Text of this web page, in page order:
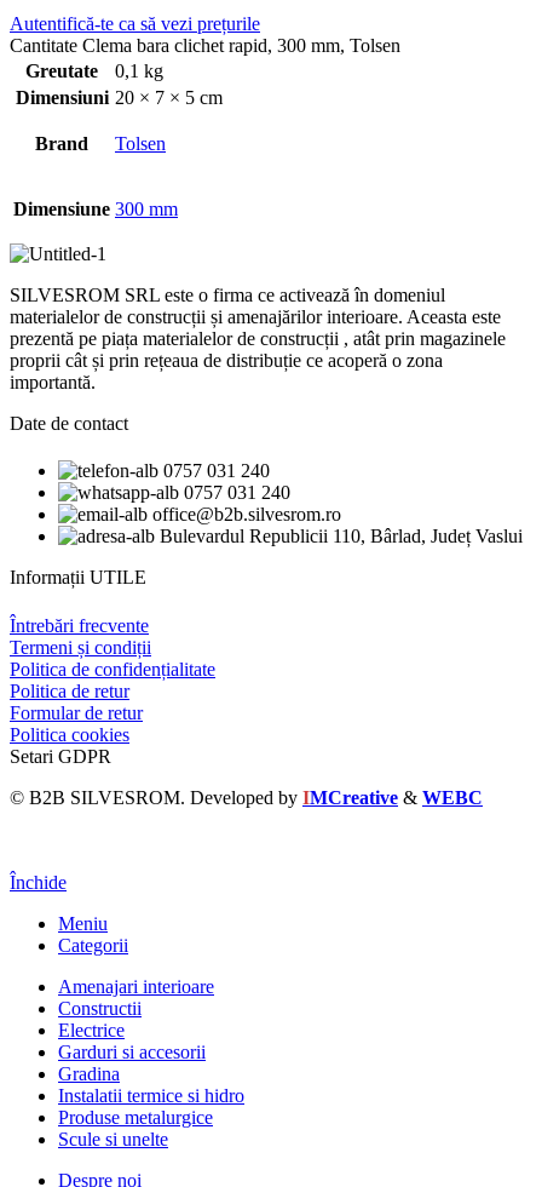
Autentifică-te ca să vezi prețurile
Cantitate Clema bara clichet rapid, 300 mm, Tolsen
Greutate
0,1 kg
Dimensiuni 20 × 7 × 5 cm
Brand Tolsen
Dimensiune 300 mm
SILVESROM SRL este o firma ce activează în domeniul
materialelor de construcții și amenajărilor interioare. Aceasta este
prezentă pe piața materialelor de construcții , atât prin magazinele
proprii cât și prin rețeaua de distribuție ce acoperă o zona
importantă.
Date de contact
0757 031 240
0757 031 240
office@b2b.silvesrom.ro
Bulevardul Republicii 110, Bârlad, Județ Vaslui
Informații UTILE
Întrebări frecvente
Termeni și condiții
Politica de confidențialitate
Politica de retur
Formular de retur
Politica cookies
Setari GDPR
© B2B SILVESROM. Developed by IMCreative & WEBC
Închide
Meniu
Categorii
Amenajari interioare
Constructii
Electrice
Garduri si accesorii
Gradina
Instalatii termice si hidro
Produse metalurgice
Scule si unelte
Despre noi